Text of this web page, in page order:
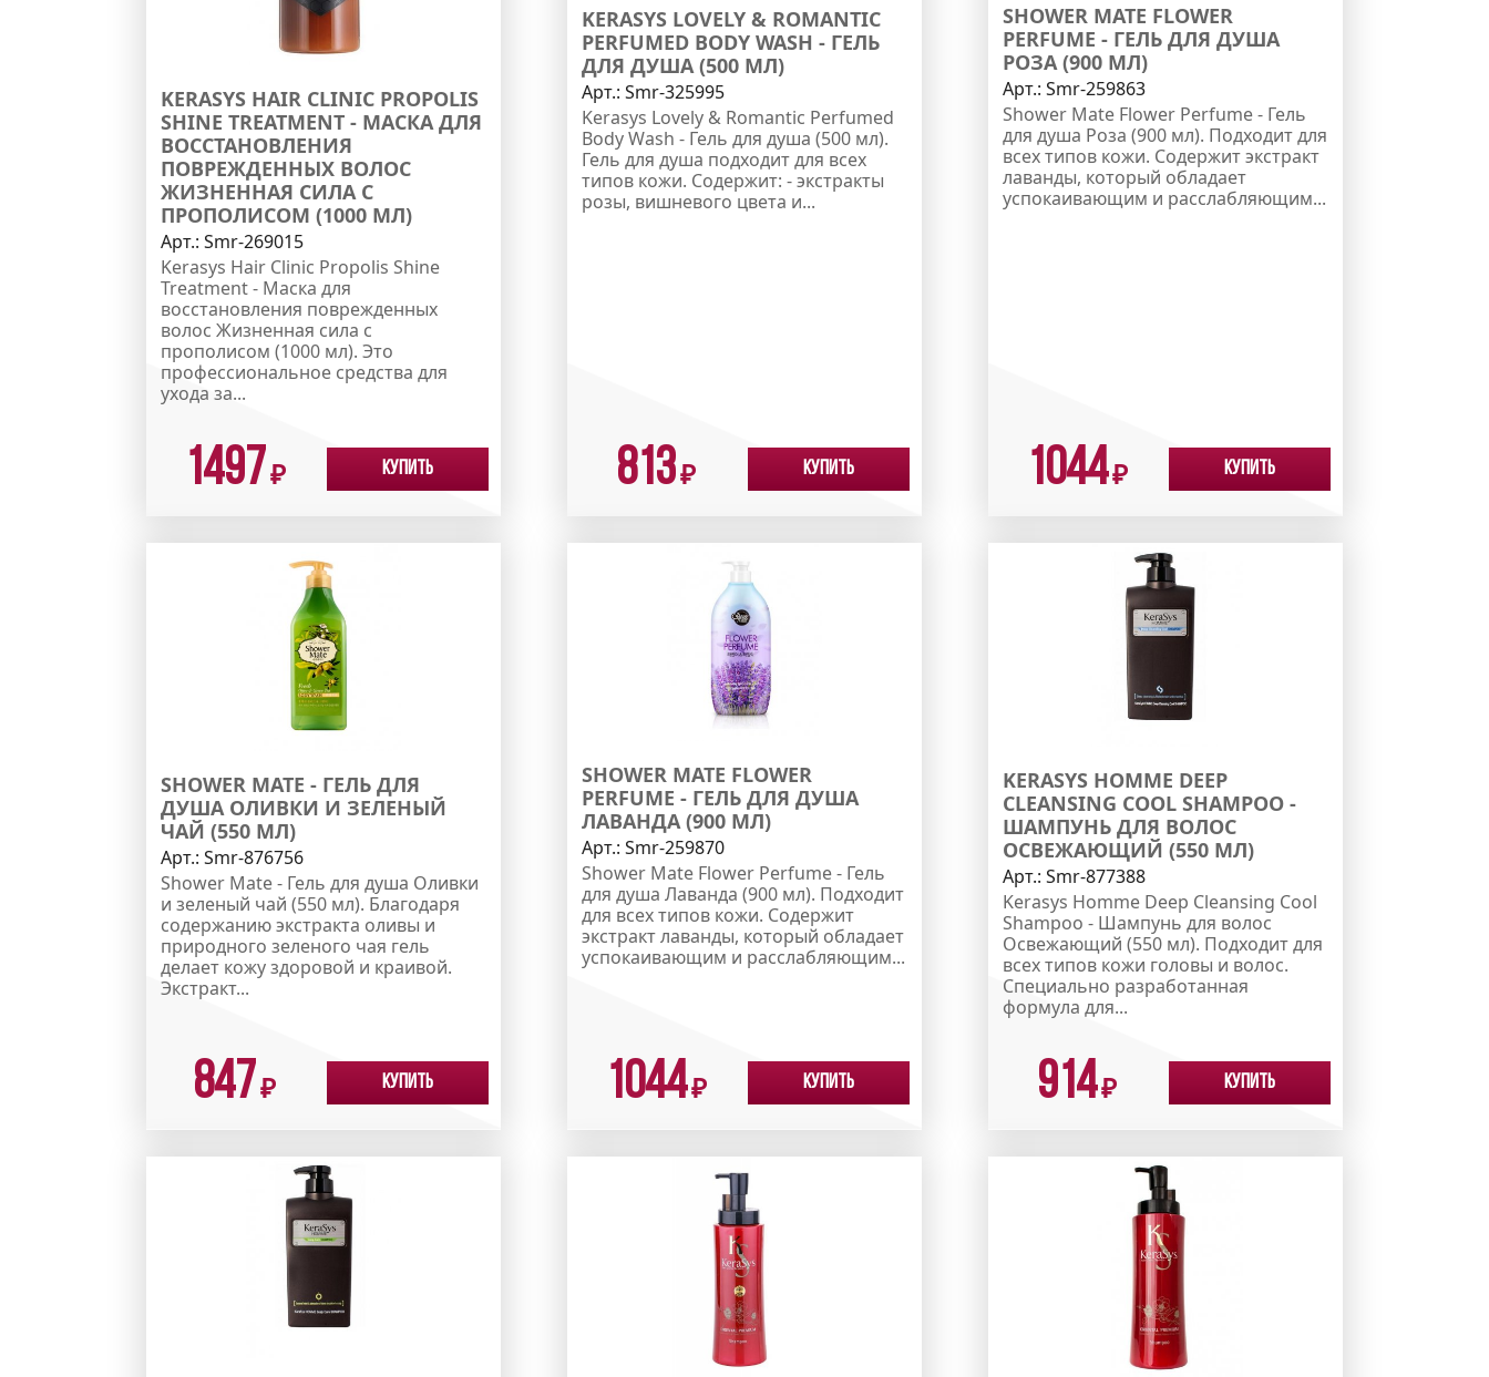
KERASYS HAIR CLINIC PROPOLIS
SHINE TREATMENT - МАСКА ДЛЯ
ВОССТАНОВЛЕНИЯ
ПОВРЕЖДЕННЫХ ВОЛОС
ЖИЗНЕННАЯ СИЛА С
ПРОПОЛИСОМ (1000 МЛ)
Арт.:Smr-269015
Kerasys Hair Clinic Propolis Shine
Treatment - Маска для
восстановления поврежденных
волос Жизненная сила с
прополисом (1000 мл). Это
профессиональное средства для
ухода за...
1497₽ Купить
KERASYS LOVELY & ROMANTIC
PERFUMED BODY WASH - ГЕЛЬ
ДЛЯ ДУША (500 МЛ)
Арт.:Smr-325995
Kerasys Lovely & Romantic Perfumed
Body Wash - Гель для душа (500 мл).
Гель для душа подходит для всех
типов кожи. Содержит: - экстракты
розы, вишневого цвета и...
813₽ Купить
SHOWER MATE FLOWER
PERFUME - ГЕЛЬ ДЛЯ ДУША
РОЗА (900 МЛ)
Арт.:Smr-259863
Shower Mate Flower Perfume - Гель
для душа Роза (900 мл). Подходит для
всех типов кожи. Содержит экстракт
лаванды, который обладает
успокаивающим и расслабляющим...
1044₽ Купить
SHOWER MATE - ГЕЛЬ ДЛЯ
ДУША ОЛИВКИ И ЗЕЛЕНЫЙ
ЧАЙ (550 МЛ)
Арт.:Smr-876756
Shower Mate - Гель для душа Оливки
и зеленый чай (550 мл). Благодаря
содержанию экстракта оливы и
природного зеленого чая гель
делает кожу здоровой и краивой.
Экстракт...
847₽ Купить
SHOWER MATE FLOWER
PERFUME - ГЕЛЬ ДЛЯ ДУША
ЛАВАНДА (900 МЛ)
Арт.:Smr-259870
Shower Mate Flower Perfume - Гель
для душа Лаванда (900 мл). Подходит
для всех типов кожи. Содержит
экстракт лаванды, который обладает
успокаивающим и расслабляющим...
1044₽ Купить
KERASYS HOMME DEEP
CLEANSING COOL SHAMPOO -
ШАМПУНЬ ДЛЯ ВОЛОС
ОСВЕЖАЮЩИЙ (550 МЛ)
Арт.:Smr-877388
Kerasys Homme Deep Cleansing Cool
Shampoo - Шампунь для волос
Освежающий (550 мл). Подходит для
всех типов кожи головы и волос.
Специально разработанная
формула для...
914₽ Купить